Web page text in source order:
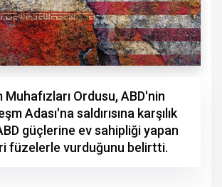
Muhafızları Ordusu, ABD'nin
Adası'na saldırısına karşılık
güçlerine ev sahipliği yapan
füzelerle vurduğunu belirtti.